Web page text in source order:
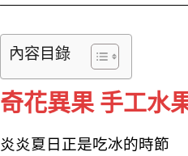
內容目錄
奇花異果 手工水
炎炎夏日正是吃冰的時節